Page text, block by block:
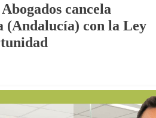
cancela
(Andalucía) con la Ley